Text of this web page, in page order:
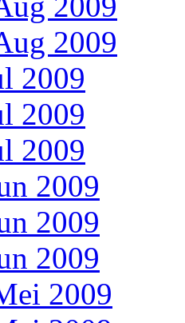
2009
2009
2009
2009
2009
2009
2009
2009